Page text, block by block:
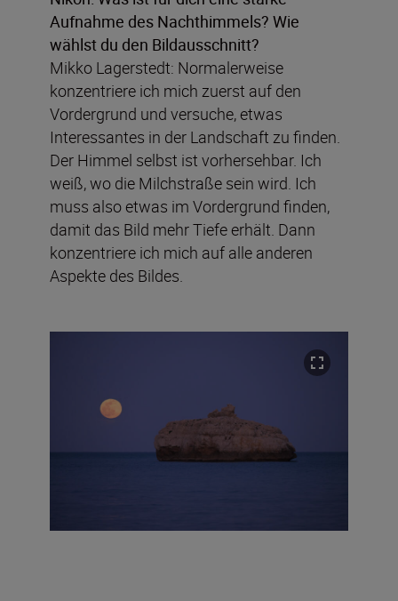
Aufnahme des Nachthimmels? Wie
wählst du den Bildausschnitt?
Mikko Lagerstedt: Normalerweise
konzentriere ich mich zuerst auf den
Vordergrund und versuche, etwas
Interessantes in der Landschaft zu finden.
Der Himmel selbst ist vorhersehbar. Ich
weiß, wo die Milchstraße sein wird. Ich
muss also etwas im Vordergrund finden,
damit das Bild mehr Tiefe erhält. Dann
konzentriere ich mich auf alle anderen
Aspekte des Bildes.